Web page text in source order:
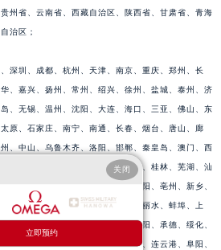
州省、云南省、西藏自治区、陕西省、甘肃省、青海
治区；
深圳、成都、杭州、天津、南京、重庆、郑州、长
、嘉兴、扬州、常州、绍兴、徐州、盐城、泰州、济
、无锡、温州、沈阳、大连、海口、三亚、佛山、东
原、石家庄、南宁、南通、长春、烟台、唐山、廊
、中山、乌鲁木齐、洛阳、邯郸、秦皇岛、澳门、西
赣州、临沂、岳阳、平顶山、镇江、桂林、芜湖、汕
、张家口、衡阳、焦作、周口、邵阳、亳州、新乡、
淮安、宜昌、许昌、邢台、宿迁、丽水、蚌埠、上
州、大同、舟山、绵阳、天水、德阳、承德、绥化、
荆州、通化、鸡西、佳木斯、黑河、连云港、阜阳、
关闭
立即预约